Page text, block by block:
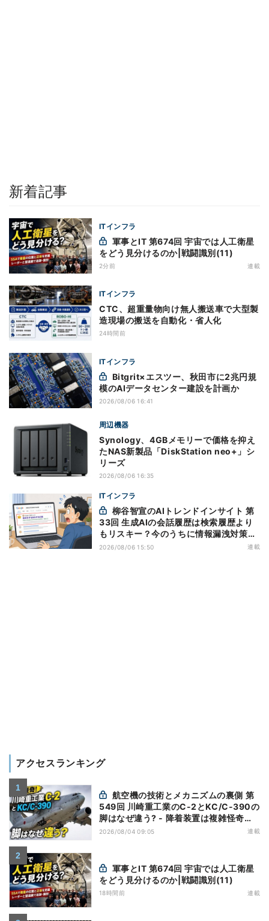
新着記事
ITインフラ
をどう見分けるのか|戦闘識別(11)
2分前 連載
ITインフラ
CTC、超重量物向け無人搬送車で大型製
造現場の搬送を自動化・省人化
24時間前
ITインフラ
模のAIデータセンター建設を計画か
2026/08/06 16:41
周辺機器
Synology、4GBメモリーで価格を抑え
たNAS新製品「DiskStation neo+」シ
リーズ
2026/08/06 16:35
ITインフラ
33回 生成AIの会話履歴は検索履歴より
もリスキー？今のうちに情報漏洩対策を
万全にしておこう
2026/08/06 15:50 連載
アクセスランキング
549回 川崎重工業のC-2とKC/C-390の
脚はなぜ違う? - 降着装置は複雑怪奇
(5)|軍用輸送機(10)
2026/08/04 09:05 連載
をどう見分けるのか|戦闘識別(11)
18時間前 連載